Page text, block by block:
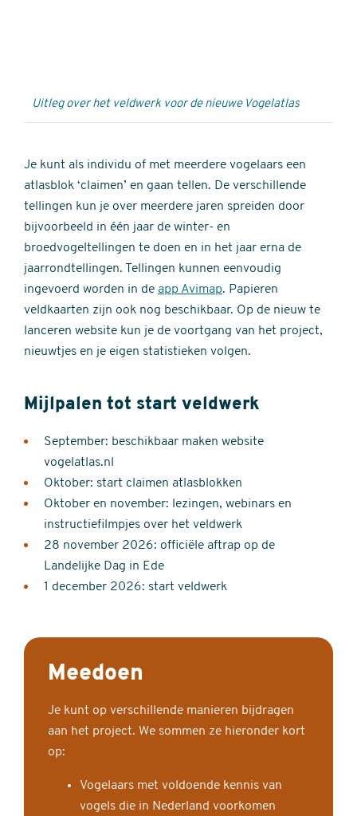
Uitleg over het veldwerk voor de nieuwe Vogelatlas
Je kunt als individu of met meerdere vogelaars een
atlasblok ‘claimen’ en gaan tellen. De verschillende
tellingen kun je over meerdere jaren spreiden door
bijvoorbeeld in één jaar de winter- en
broedvogeltellingen te doen en in het jaar erna de
jaarrondtellingen. Tellingen kunnen eenvoudig
ingevoerd worden in de app Avimap. Papieren
veldkaarten zijn ook nog beschikbaar. Op de nieuw te
lanceren website kun je de voortgang van het project,
nieuwtjes en je eigen statistieken volgen.
Mijlpalen tot start veldwerk
September: beschikbaar maken website
vogelatlas.nl
Oktober: start claimen atlasblokken
Oktober en november: lezingen, webinars en
instructiefilmpjes over het veldwerk
28 november 2026: officiële aftrap op de
Landelijke Dag in Ede
1 december 2026: start veldwerk
Meedoen
Je kunt op verschillende manieren bijdragen
aan het project. We sommen ze hieronder kort
op:
Vogelaars met voldoende kennis van
vogels die in Nederland voorkomen